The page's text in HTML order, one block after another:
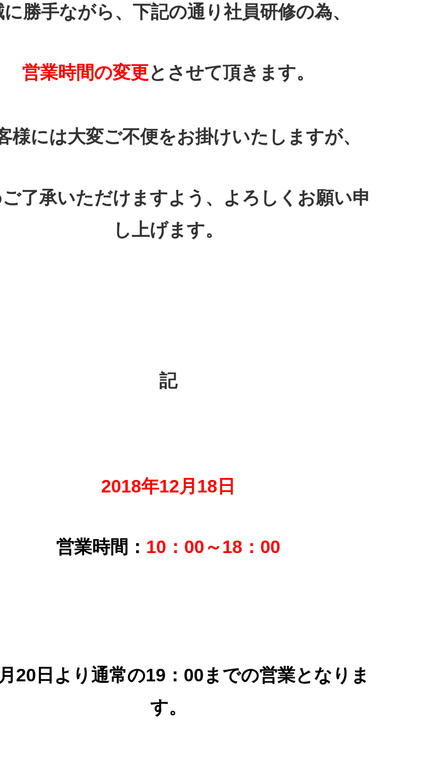
に勝手ながら、下記の通り社員研修の為、
営業時間の変更とさせて頂きます。
様には大変ご不便をお掛けいたしますが、
了承いただけますよう、よろしくお願い申
し上げます。
記
2018年12月18日
営業時間： 10：00～18：00
20日より通常の19：00までの営業となりま
す。